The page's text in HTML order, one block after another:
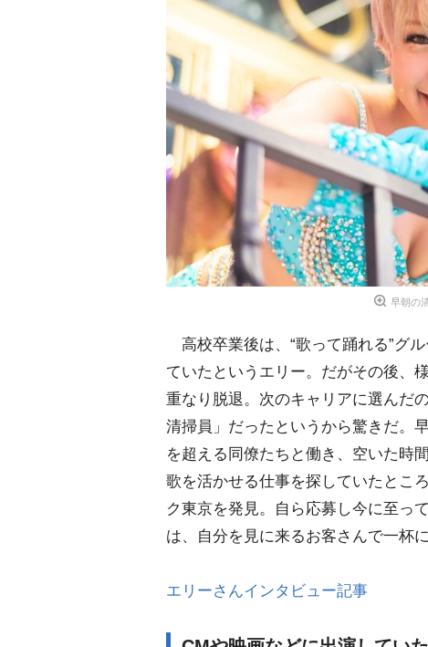
早朝の
高校卒業後は、“歌って踊れる”グ
ていたというエリー。だがその後、
重なり脱退。次のキャリアに選んだ
清掃員」だったというから驚きだ。
を超える同僚たちと働き、空いた時
歌を活かせる仕事を探していたとこ
ク東京を発見。自ら応募し今に至っ
は、自分を見に来るお客さんで一杯
エリーさんインタビュー記事